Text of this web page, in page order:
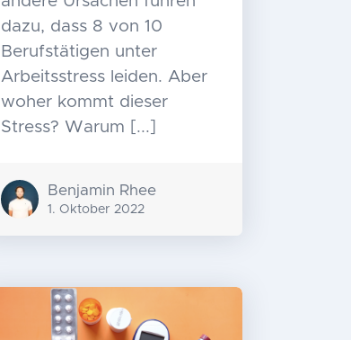
dazu, dass 8 von 10
Berufstätigen unter
Arbeitsstress leiden. Aber
woher kommt dieser
Stress? Warum [...]
Benjamin Rhee
1. Oktober 2022